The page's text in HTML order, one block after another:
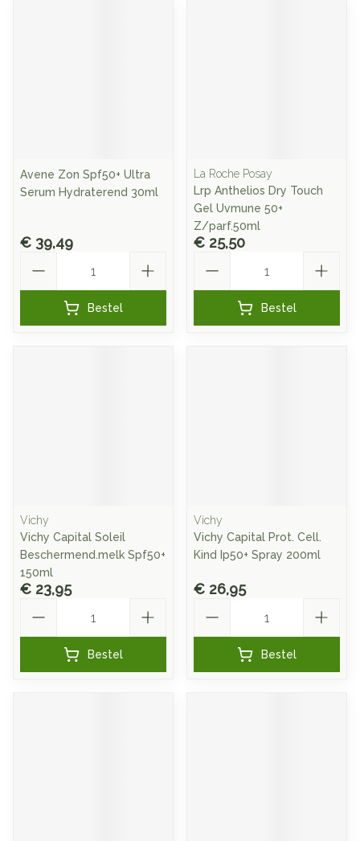
Avene Zon Spf50+ Ultra
Serum Hydraterend 30ml
€ 39,49
Bestel
La Roche Posay
Lrp Anthelios Dry Touch
Gel Uvmune 50+
Z/parf.50ml
€ 25,50
Bestel
Vichy
Vichy Capital Soleil
Beschermend.melk Spf50+
150ml
€ 23,95
Bestel
Vichy
Vichy Capital Prot. Cell.
Kind Ip50+ Spray 200ml
€ 26,95
Bestel